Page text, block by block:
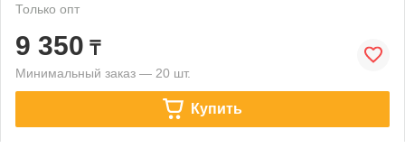
Только опт
9 350 ₸
Минимальный заказ — 20 шт.
Купить